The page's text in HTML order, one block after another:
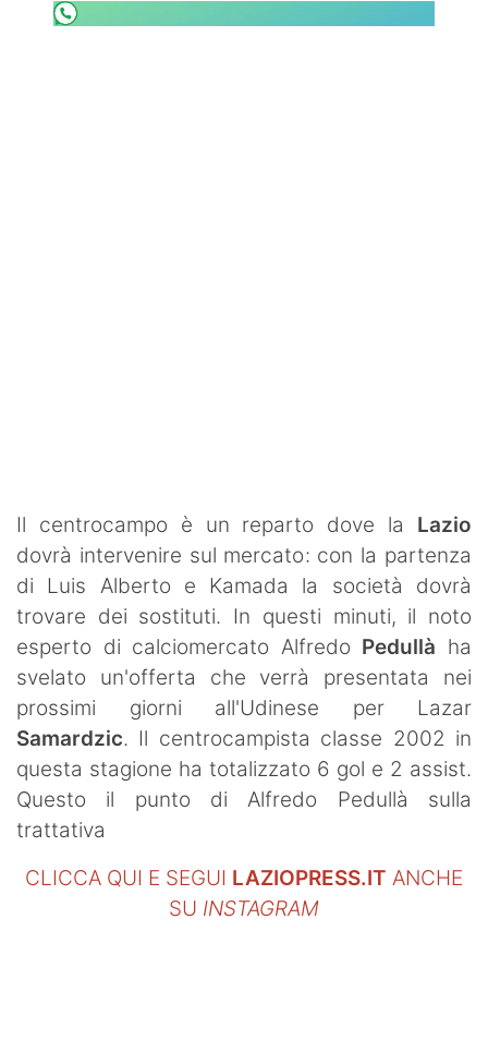
SHOP LAZIO
Il centrocampo è un reparto dove la Lazio
dovrà intervenire sul mercato: con la partenza
di Luis Alberto e Kamada la società dovrà
trovare dei sostituti. In questi minuti, il noto
esperto di calciomercato Alfredo Pedullà ha
svelato un'offerta che verrà presentata nei
prossimi giorni all'Udinese per Lazar
Samardzic. Il centrocampista classe 2002 in
questa stagione ha totalizzato 6 gol e 2 assist.
Questo il punto di Alfredo Pedullà sulla
trattativa
CLICCA QUI E SEGUI LAZIOPRESS.IT ANCHE
SU INSTAGRAM